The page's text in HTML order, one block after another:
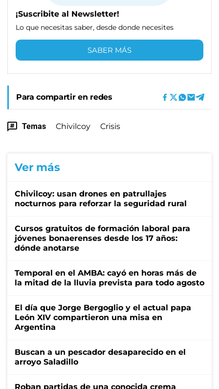
¡Suscribite al Newsletter!
Lo que necesitas saber, desde donde necesites
SABER MÁS
Para compartir en redes
Temas Chivilcoy Crisis
Ver más
Chivilcoy: usan drones en patrullajes
nocturnos para reforzar la seguridad rural
Cursos gratuitos de formación laboral para
jóvenes bonaerenses desde los 17 años:
dónde anotarse
Temporal en el AMBA: cayó en horas más de
la mitad de la lluvia prevista para todo agosto
El día que Jorge Bergoglio y el actual papa
León XIV compartieron una misa en
Argentina
Buscan a un pescador desaparecido en el
arroyo Saladillo
Roban partidas de una conocida crema